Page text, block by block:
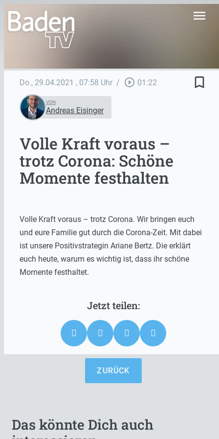
menu
Do., 29.04.2021 , 07:58 Uhr / play_circle_outline 01:22 bookmark_border
VON
Andreas Eisinger
Volle Kraft voraus –
trotz Corona: Schöne
Momente festhalten
Volle Kraft voraus – trotz Corona. Wir bringen euch
und eure Familie gut durch die Corona-Zeit. Mit dabei
ist unsere Positivstrategin Ariane Bertz. Die erklärt
euch heute, warum es wichtig ist, dass ihr schöne
Momente festhaltet.
ZURÜCK
Das könnte Dich auch